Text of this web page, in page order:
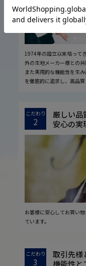
1974年の設立以来培って
外の生地メーカー様との
また実用的な機能性を生
を徹底的に追求し、高品
こだわり
2
厳しい品
安心の実
お客様に安心してお買い
ています。
こだわり
3
取引先様